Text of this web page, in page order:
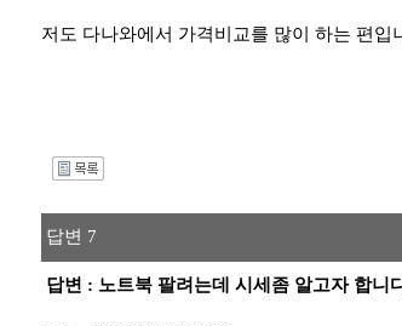
저도 다나와에서 가격비교를 많이 하는 편
답변 7
답변 : 노트북 팔려는데 시세좀 알고자 합니